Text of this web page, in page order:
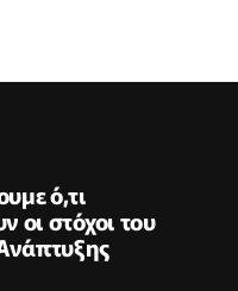
ό,τι
οι στόχοι του